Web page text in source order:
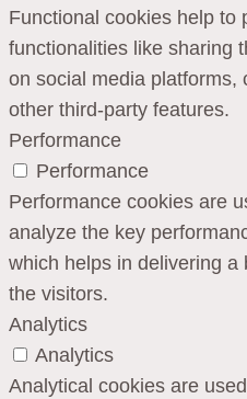
Functional cookies help to
functionalities like sharing
on social media platforms,
other third-party features.
Performance
Performance
Performance cookies are
analyze the key
which helps in delivering
the visitors.
Analytics
Analytics
Analytical cookies are